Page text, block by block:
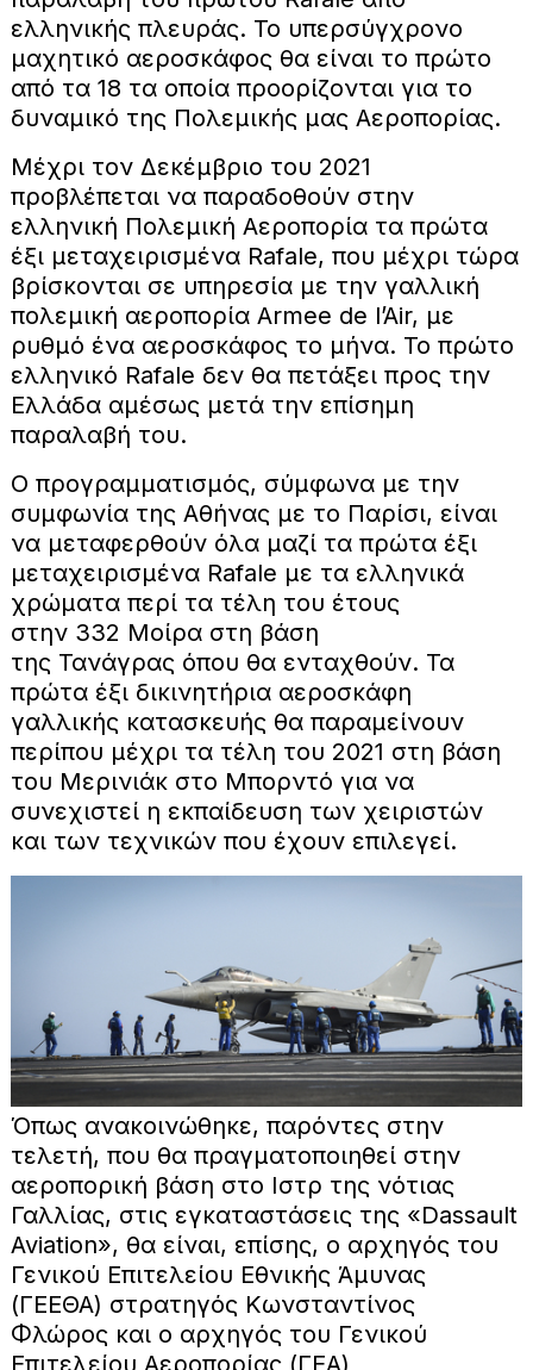
ελληνικής πλευράς. Το υπερσύγχρονο
μαχητικό αεροσκάφος θα είναι το πρώτο
από τα 18 τα οποία προορίζονται για το
δυναμικό της Πολεμικής μας Αεροπορίας.
Μέχρι τον Δεκέμβριο του 2021
προβλέπεται να παραδοθούν στην
ελληνική Πολεμική Αεροπορία τα πρώτα
έξι μεταχειρισμένα Rafale, που μέχρι τώρα
βρίσκονται σε υπηρεσία με την γαλλική
πολεμική αεροπορία Armee de l’Air, με
ρυθμό ένα αεροσκάφος το μήνα. Το πρώτο
ελληνικό Rafale δεν θα πετάξει προς την
Ελλάδα αμέσως μετά την επίσημη
παραλαβή του.
Ο προγραμματισμός, σύμφωνα με την
συμφωνία της Αθήνας με το Παρίσι, είναι
να μεταφερθούν όλα μαζί τα πρώτα έξι
μεταχειρισμένα Rafale με τα ελληνικά
χρώματα περί τα τέλη του έτους
στην 332 Μοίρα στη βάση
της Τανάγρας όπου θα ενταχθούν. Τα
πρώτα έξι δικινητήρια αεροσκάφη
γαλλικής κατασκευής θα παραμείνουν
περίπου μέχρι τα τέλη του 2021 στη βάση
του Μερινιάκ στο Μπορντό για να
συνεχιστεί η εκπαίδευση των χειριστών
και των τεχνικών που έχουν επιλεγεί.
Όπως ανακοινώθηκε, παρόντες στην
τελετή, που θα πραγματοποιηθεί στην
αεροπορική βάση στο Ιστρ της νότιας
Γαλλίας, στις εγκαταστάσεις της «Dassault
Aviation», θα είναι, επίσης, ο αρχηγός του
Γενικού Επιτελείου Εθνικής Άμυνας
(ΓΕΕΘΑ) στρατηγός Κωνσταντίνος
Φλώρος και ο αρχηγός του Γενικού
Επιτελείου Αεροπορίας (ΓΕΑ)